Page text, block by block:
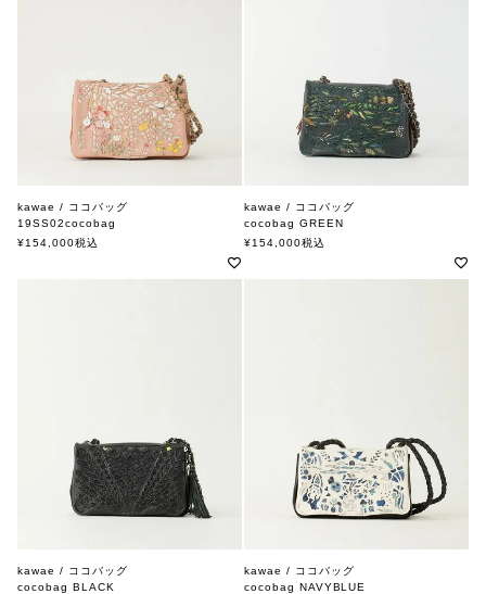
kawae / ココバッグ
19SS02cocobag
PINK BROWN
¥154,000税込
kawae / ココバッグ
cocobag GREEN
カワエ
¥154,000税込
kawae / ココバッグ
cocobag BLACK
kawae / ココバッグ
cocobag NAVYBLUE